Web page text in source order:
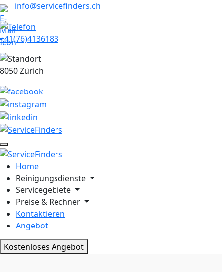
info@servicefinders.ch
+41(76)4136183
8050 Zürich
Home
Reinigungsdienste
Servicegebiete
Preise & Rechner
Kontaktieren
Angebot
Kostenloses Angebot